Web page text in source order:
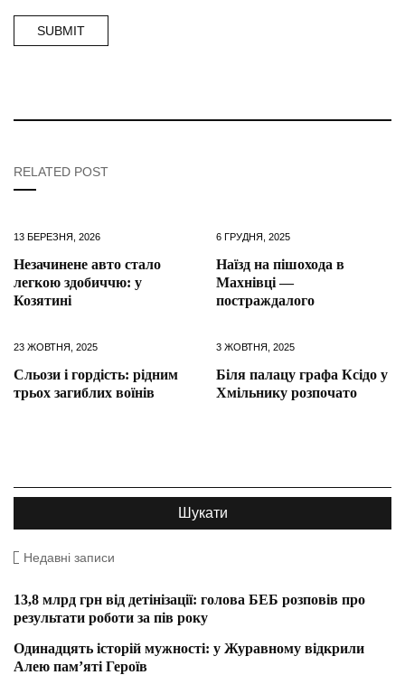
RELATED POST
13 БЕРЕЗНЯ, 2026
Незачинене авто стало
легкою здобиччю: у
Козятині
6 ГРУДНЯ, 2025
Наїзд на пішохода в
Махнівці —
постраждалого
23 ЖОВТНЯ, 2025
Сльози і гордість: рідним
трьох загиблих воїнів
3 ЖОВТНЯ, 2025
Біля палацу графа Ксідо у
Хмільнику розпочато
Недавні записи
13,8 млрд грн від детінізації: голова БЕБ розповів про
результати роботи за пів року
Одинадцять історій мужності: у Журавному відкрили
Алею пам’яті Героїв